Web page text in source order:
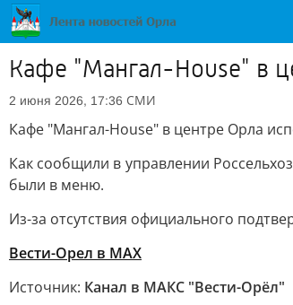
Кафе "Мангал-House" в
2 июня 2026, 17:36 СМИ
Кафе "Мангал-House" в центре Орла
Как сообщили в управлении
были в меню.
Из-за отсутствия официального
Вести-Орел в МАХ
Источник: Канал в МАКС "Вести-Орёл"